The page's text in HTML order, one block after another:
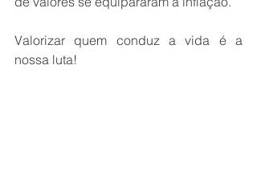
Valorizar quem conduz a vida é a
nossa luta!